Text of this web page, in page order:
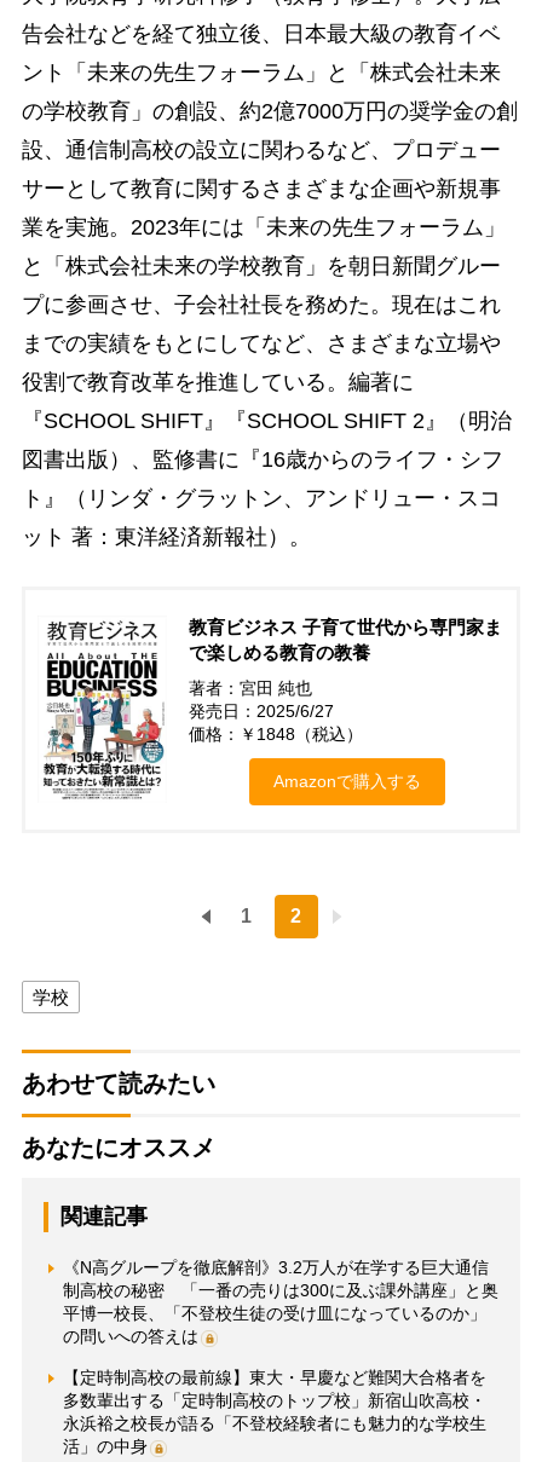
告会社などを経て独立後、日本最大級の教育イベ
ント「未来の先生フォーラム」と「株式会社未来
の学校教育」の創設、約2億7000万円の奨学金の創
設、通信制高校の設立に関わるなど、プロデュー
サーとして教育に関するさまざまな企画や新規事
業を実施。2023年には「未来の先生フォーラム」
と「株式会社未来の学校教育」を朝日新聞グルー
プに参画させ、子会社社長を務めた。現在はこれ
までの実績をもとにしてなど、さまざまな立場や
役割で教育改革を推進している。編著に
『SCHOOL SHIFT』『SCHOOL SHIFT 2』（明治
図書出版）、監修書に『16歳からのライフ・シフ
ト』（リンダ・グラットン、アンドリュー・スコ
ット 著：東洋経済新報社）。
教育ビジネス 子育て世代から専門家ま
で楽しめる教育の教養
著者：宮田 純也
発売日：2025/6/27
価格：￥1848（税込）
Amazonで購入する
1 2
学校
あわせて読みたい
あなたにオススメ
関連記事
《N高グループを徹底解剖》3.2万人が在学する巨大通信
制高校の秘密 「一番の売りは300に及ぶ課外講座」と奥
平博一校長、「不登校生徒の受け皿になっているのか」
の問いへの答えは
【定時制高校の最前線】東大・早慶など難関大合格者を
多数輩出する「定時制高校のトップ校」新宿山吹高校・
永浜裕之校長が語る「不登校経験者にも魅力的な学校生
活」の中身